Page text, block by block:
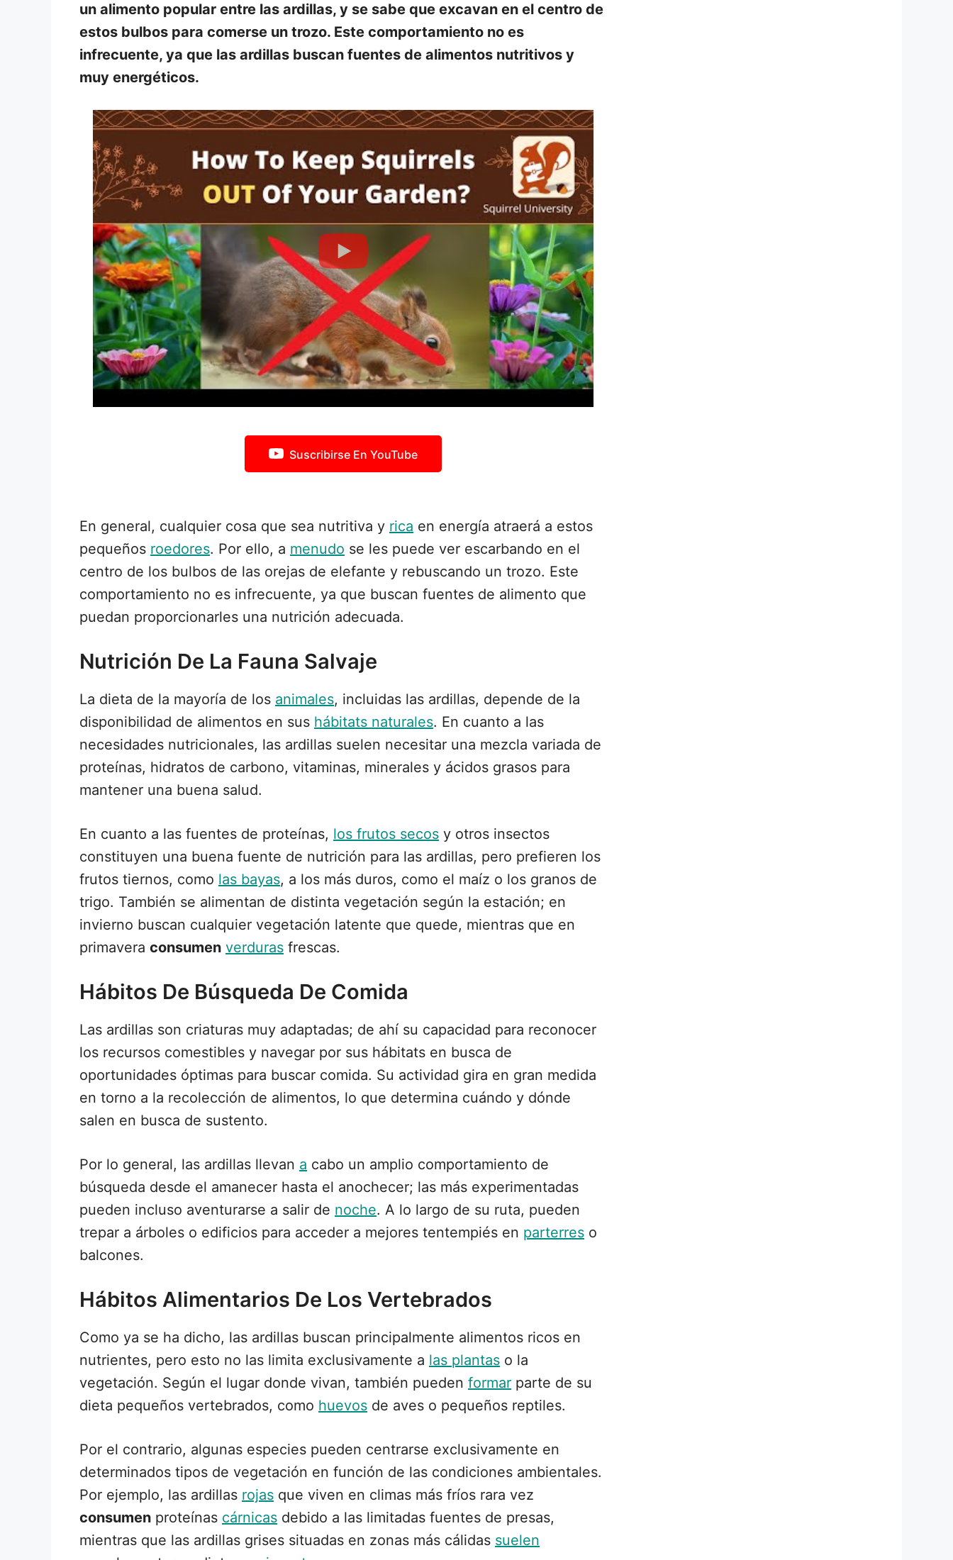
un alimento popular entre las ardillas, y se sabe que excavan en el centro de
estos bulbos para comerse un trozo. Este comportamiento no es
infrecuente, ya que las ardillas buscan fuentes de alimentos nutritivos y
muy energéticos.
Suscribirse En YouTube
En general, cualquier cosa que sea nutritiva y rica en energía atraerá a estos
pequeños roedores. Por ello, a menudo se les puede ver escarbando en el
centro de los bulbos de las orejas de elefante y rebuscando un trozo. Este
comportamiento no es infrecuente, ya que buscan fuentes de alimento que
puedan proporcionarles una nutrición adecuada.
Nutrición De La Fauna Salvaje
La dieta de la mayoría de los animales, incluidas las ardillas, depende de la
disponibilidad de alimentos en sus hábitats naturales. En cuanto a las
necesidades nutricionales, las ardillas suelen necesitar una mezcla variada de
proteínas, hidratos de carbono, vitaminas, minerales y ácidos grasos para
mantener una buena salud.
En cuanto a las fuentes de proteínas, los frutos secos y otros insectos
constituyen una buena fuente de nutrición para las ardillas, pero prefieren los
frutos tiernos, como las bayas, a los más duros, como el maíz o los granos de
trigo. También se alimentan de distinta vegetación según la estación; en
invierno buscan cualquier vegetación latente que quede, mientras que en
primavera consumen verduras frescas.
Hábitos De Búsqueda De Comida
Las ardillas son criaturas muy adaptadas; de ahí su capacidad para reconocer
los recursos comestibles y navegar por sus hábitats en busca de
oportunidades óptimas para buscar comida. Su actividad gira en gran medida
en torno a la recolección de alimentos, lo que determina cuándo y dónde
salen en busca de sustento.
Por lo general, las ardillas llevan a cabo un amplio comportamiento de
búsqueda desde el amanecer hasta el anochecer; las más experimentadas
pueden incluso aventurarse a salir de noche. A lo largo de su ruta, pueden
trepar a árboles o edificios para acceder a mejores tentempiés en parterres o
balcones.
Hábitos Alimentarios De Los Vertebrados
Como ya se ha dicho, las ardillas buscan principalmente alimentos ricos en
nutrientes, pero esto no las limita exclusivamente a las plantas o la
vegetación. Según el lugar donde vivan, también pueden formar parte de su
dieta pequeños vertebrados, como huevos de aves o pequeños reptiles.
Por el contrario, algunas especies pueden centrarse exclusivamente en
determinados tipos de vegetación en función de las condiciones ambientales.
Por ejemplo, las ardillas rojas que viven en climas más fríos rara vez
consumen proteínas cárnicas debido a las limitadas fuentes de presas,
mientras que las ardillas grises situadas en zonas más cálidas suelen